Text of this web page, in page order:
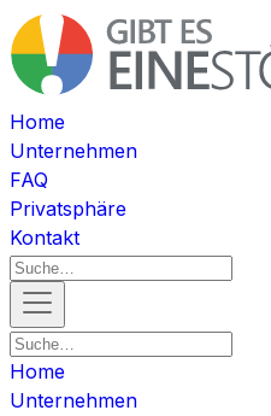
Home
Unternehmen
FAQ
Privatsphäre
Kontakt
Home
Unternehmen